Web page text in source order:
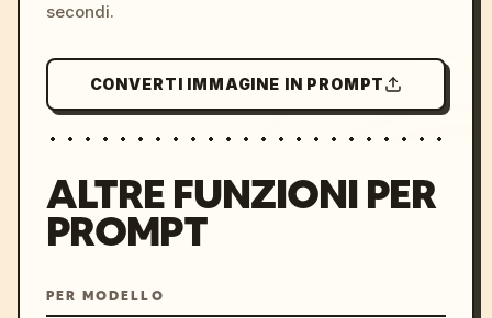
secondi.
CONVERTI IMMAGINE IN PROMPT
ALTRE FUNZIONI PER
PROMPT
PER MODELLO